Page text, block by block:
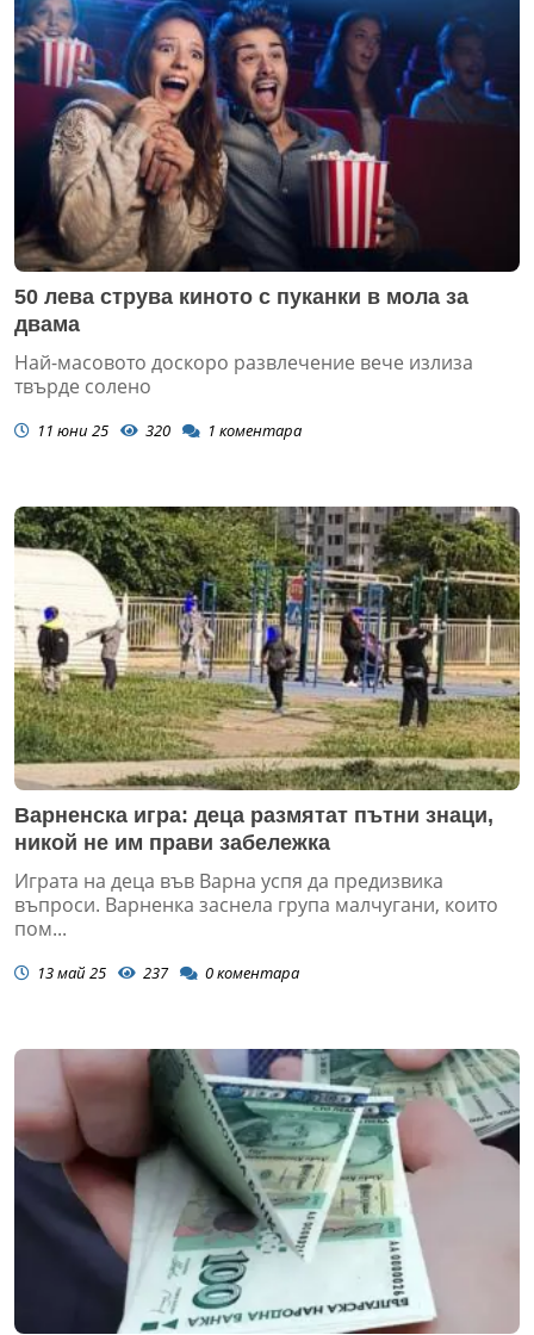
50 лева струва киното с пуканки в мола за
двама
Най-масовото доскоро развлечение вече излиза
твърде солено
11 юни 25 320 1 коментара
Варненска игра: деца размятат пътни знаци,
никой не им прави забележка
Играта на деца във Варна успя да предизвика
въпроси. Варненка заснела група малчугани, които
пом...
13 май 25 237 0коментара